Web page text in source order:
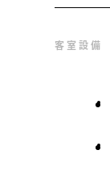
客室設備